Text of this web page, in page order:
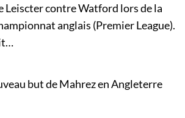
Leiscter contre Watford lors de la
anglais (Premier League).